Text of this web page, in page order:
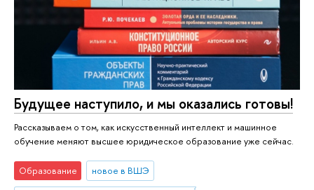
Будущее наступило, и мы оказались готовы!
Рассказываем о том, как искусственный интеллект и машинное
обучение меняют высшее юридическое образование уже сейчас.
Образование новое в ВШЭ